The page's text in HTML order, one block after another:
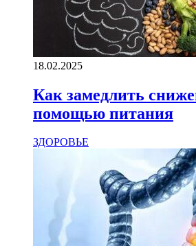
18.02.2025
Как замедлить
помощью питания
ЗДОРОВЬЕ